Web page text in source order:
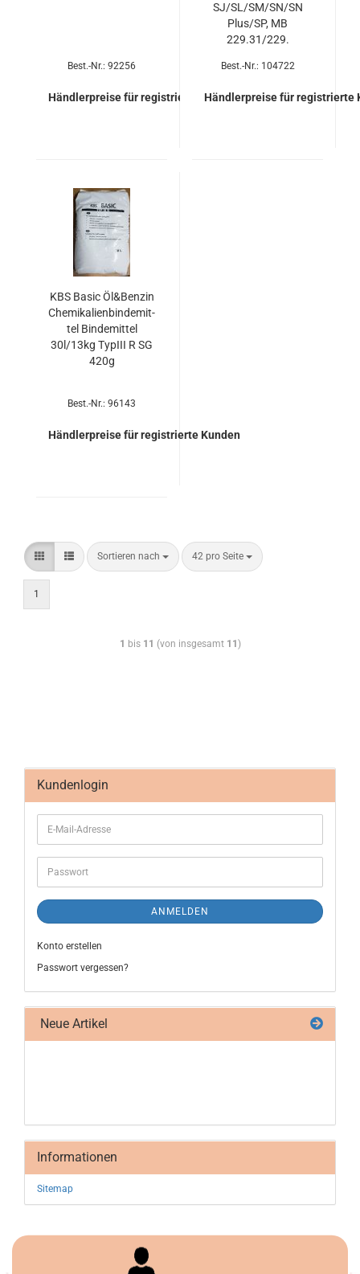
Best.-Nr.: 92256
Händlerpreise für registrierte Kunden
SJ/SL/SM/SN/SN
Plus/SP, MB
229.31/229.
Best.-Nr.: 104722
Händlerpreise für registrierte
KBS Basic Öl&Ben­zin
Che­mi­ka­li­en­bin­de­mit­
tel Bin­de­mit­tel
30l/13kg Ty­pIII R SG
420g
Best.-Nr.: 96143
Händlerpreise für registrierte Kunden
Sortieren nach 42 pro Seite
1
1 bis 11 (von insgesamt 11 )
Kundenlogin
ANMELDEN
Konto erstellen
Passwort vergessen?
Neue Artikel
Informationen
Sitemap